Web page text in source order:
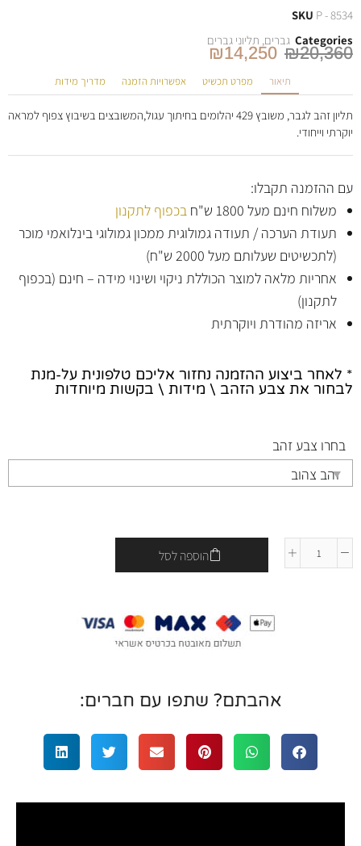
SKU P - 8534
Categories גברים תליוני גברים
₪20,360
₪14,250
תיאור מפרט תכשיט אפשרויות הזמנה מדריך מידות
תליון זהב לגבר, משובץ 429 יהלומים בחיתוך עגול,המשובצים בשיבוץ צפוף למראה
יוקרתי וייחודי.
עם ההזמנה תקבלו:
משלוח חינם מעל 1800 ש"ח
בכפוף לתקנון
תעודת הערכה / תעודה גמולוגית ממכון גמולוגי בינלואמי מוכר
(לתכשיטים שעלותם מעל 2000 ש"ח)
אחריות מלאה למוצר הכוללת ניקוי ושינוי מידה – חינם (בכפוף
לתקנון)
אריזה מהודרת ויוקרתית
* לאחר ביצוע ההזמנה נחזור אליכם טלפונית על-מנת
לבחור את צבע הזהב \ מידות \ בקשות מיוחדות
בחרו צבע זהב
הוספה לסל
אהבתם? שתפו עם חברים: